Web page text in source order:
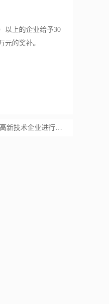
以上的企业给予30
元的奖补。
企业进行公示的通知